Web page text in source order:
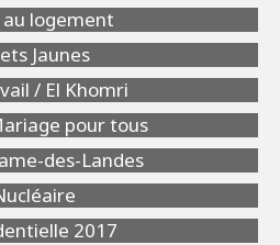
logement
Jaunes
/ El Khomri
pour tous
des-Landes
2017